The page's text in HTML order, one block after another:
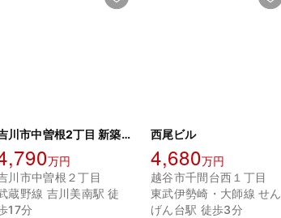
吉川市中曽根2丁目 新築戸建B棟
万円
川市中曽根２丁目
蔵野線 吉川美南駅 徒
17分
西尾ビル
4,680万円
越谷市千間台西１丁目
東武伊勢崎・大師線 せん
げん台駅 徒歩3分